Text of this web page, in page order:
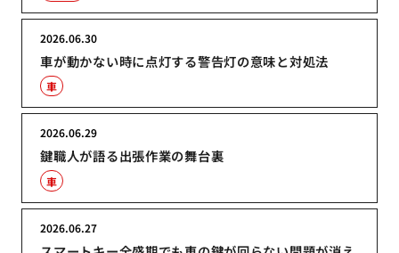
車が動かない時に点灯する警告灯の意味と対処法
2026.06.30
車
鍵職人が語る出張作業の舞台裏
2026.06.29
車
2026.06.27